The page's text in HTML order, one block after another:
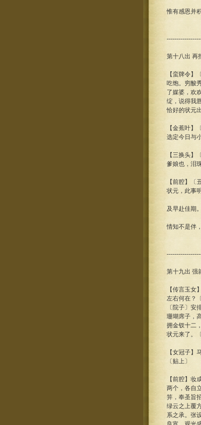
惟有感恩并
第十八出 再
【蛮牌令
吃饱。穷酸
了媒婆，欢
绽，说得我
恰好的状元
【金蕉叶
选定今日与
【三换头
爹娘也，泪
【前腔】〔
状元，此事
及早赴佳期
情知不是伴
第十九出 强
【传言玉女
左右何在？
〔院子〕
珊瑚席子，
拥金钗十二
状元来了。
【女冠子】
〔贴上〕
【前腔】
两个，各自
笄，奉圣旨
绿云之上覆
系之承。张